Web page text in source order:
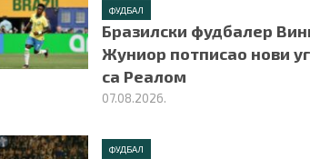
ФУДБАЛ
Бразилски фудбалер
Жуниор потписао нови
са Реалом
07.08.2026.
ФУДБАЛ